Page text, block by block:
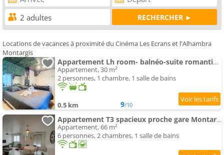
Locations de vacances à proximité du Cinéma Les Ecrans et l'Alhambra
Montargis
Appartement Lh room- balnéo-suite romantique
Appartement, 30 m²
2 personnes, 1 chambre, 1 salle de bains
0.5 km 9/10
Appartement T3 spacieux proche gare Montargis Wifi linges fournis
Appartement, 66 m²
6 personnes, 2 chambres, 1 salle de bains